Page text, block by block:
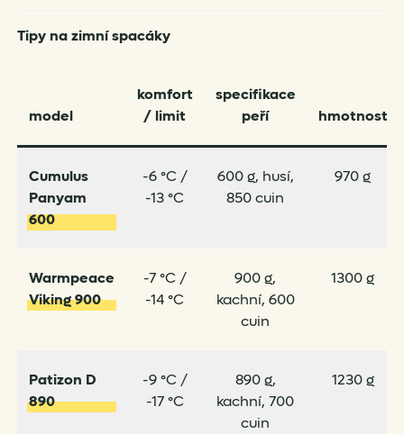
Tipy na zimní spacáky
model
komfort
/ limit
specifikace
peří
hmotnost
Cumulus
Panyam
600
-6 °C /
-13 °C
600 g, husí,
850 cuin
970 g
Warmpeace
Viking 900
-7 °C /
-14 °C
900 g,
kachní, 600
cuin
1300 g
Patizon D
890
-9 °C /
-17 °C
890 g,
kachní, 700
cuin
1230 g